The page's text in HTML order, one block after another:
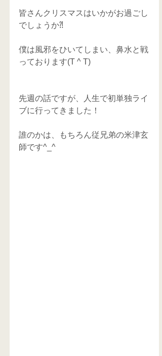
皆さんクリスマスはいかがお過ごし
でしょうか⁈
僕は風邪をひいてしまい、鼻水と戦
っております(T ^ T)
先週の話ですが、人生で初単独ライ
ブに行ってきました！
誰のかは、もちろん従兄弟の米津玄
師です^_^